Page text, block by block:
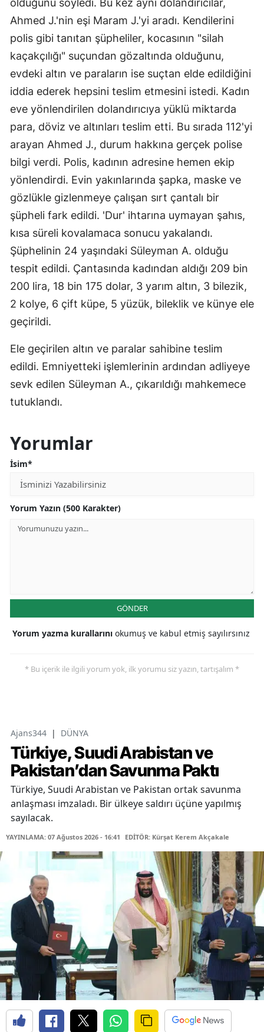
olduğunu söyledi. Bu kez aynı dolandırıcılar,
Ahmed J.'nin eşi Maram J.'yi aradı. Kendilerini
polis gibi tanıtan şüpheliler, kocasının "silah
kaçakçılığı" suçundan gözaltında olduğunu,
evdeki altın ve paraların ise suçtan elde edildiğini
iddia ederek hepsini teslim etmesini istedi. Kadın
eve yönlendirilen dolandırıcıya yüklü miktarda
para, döviz ve altınları teslim etti. Bu sırada 112'yi
arayan Ahmed J., durum hakkına gerçek polise
bilgi verdi. Polis, kadının adresine hemen ekip
yönlendirdi. Evin yakınlarında şapka, maske ve
gözlükle gizlenmeye çalışan sırt çantalı bir
şüpheli fark edildi. 'Dur' ihtarına uymayan şahıs,
kısa süreli kovalamaca sonucu yakalandı.
Şüphelinin 24 yaşındaki Süleyman A. olduğu
tespit edildi. Çantasında kadından aldığı 209 bin
200 lira, 18 bin 175 dolar, 3 yarım altın, 3 bilezik,
2 kolye, 6 çift küpe, 5 yüzük, bileklik ve künye ele
geçirildi.
Ele geçirilen altın ve paralar sahibine teslim
edildi. Emniyetteki işlemlerinin ardından adliyeye
sevk edilen Süleyman A., çıkarıldığı mahkemece
tutuklandı.
Yorumlar
İsim*
Yorum Yazın (500 Karakter)
GÖNDER
Yorum yazma kurallarını okumuş ve kabul etmiş sayılırsınız
* Bu içerik ile ilgili yorum yok, ilk yorumu siz yazın, tartışalım *
Ajans344 | DÜNYA
Türkiye, Suudi Arabistan ve
Pakistan’dan Savunma Paktı
Türkiye, Suudi Arabistan ve Pakistan ortak savunma
anlaşması imzaladı. Bir ülkeye saldırı üçüne yapılmış
sayılacak.
YAYINLAMA: 07 Ağustos 2026 - 16:41 EDİTÖR: Kürşat Kerem Akçakale